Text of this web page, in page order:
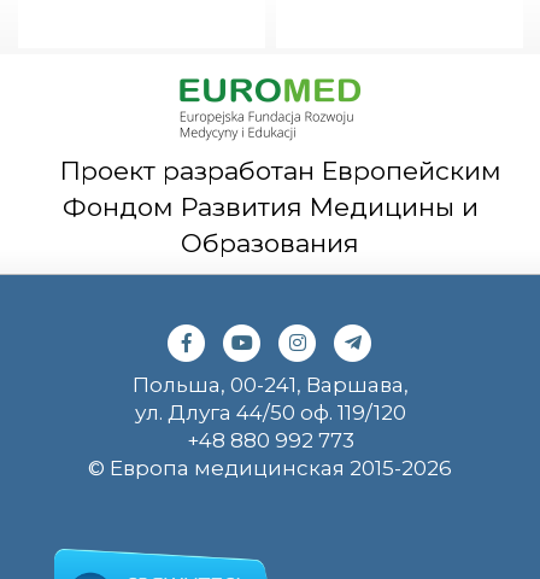
Проект разработан Европейским
Фондом Развития Медицины и
Образования
Польша, 00-241, Варшава,
ул. Длуга 44/50 оф. 119/120
+48 880 992 773
© Европа медицинская 2015-2026